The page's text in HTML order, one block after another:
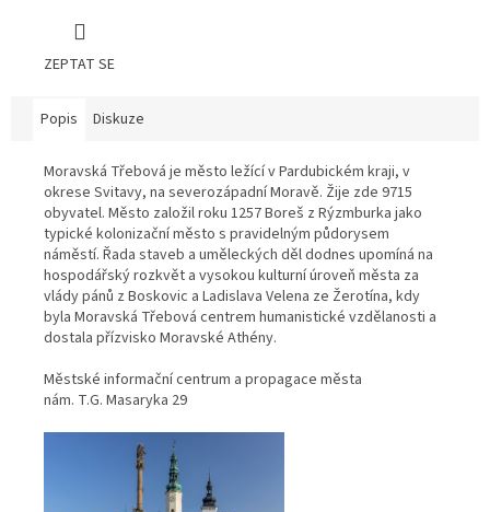
ZEPTAT SE
Popis Diskuze
Moravská Třebová je město ležící v Pardubickém kraji, v
okrese Svitavy, na severozápadní Moravě. Žije zde 9715
obyvatel. Město založil roku 1257 Boreš z Rýzmburka jako
typické kolonizační město s pravidelným půdorysem
náměstí. Řada staveb a uměleckých děl dodnes upomíná na
hospodářský rozkvět a vysokou kulturní úroveň města za
vlády pánů z Boskovic a Ladislava Velena ze Žerotína, kdy
byla Moravská Třebová centrem humanistické vzdělanosti a
dostala přízvisko Moravské Athény.
Městské informační centrum a propagace města
nám. T.G. Masaryka 29